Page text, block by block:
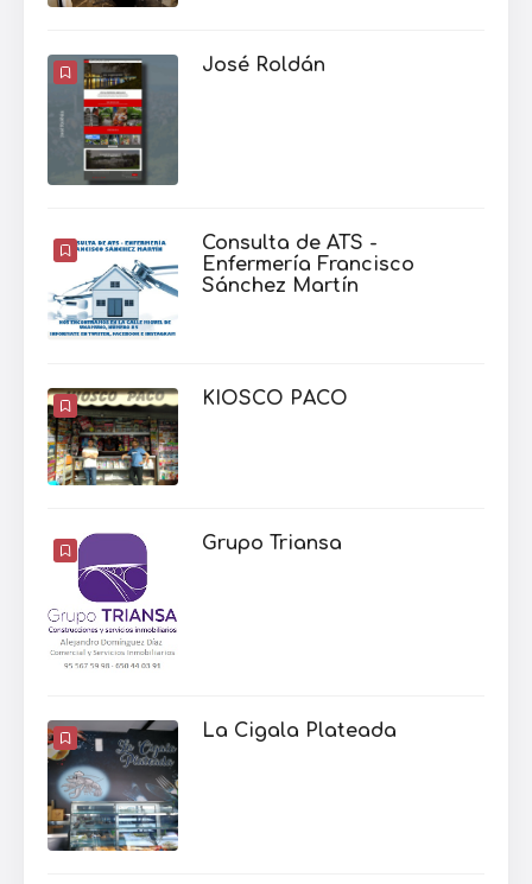
José Roldán
Consulta de ATS -
Enfermería Francisco
Sánchez Martín
KIOSCO PACO
Grupo Triansa
La Cigala Plateada